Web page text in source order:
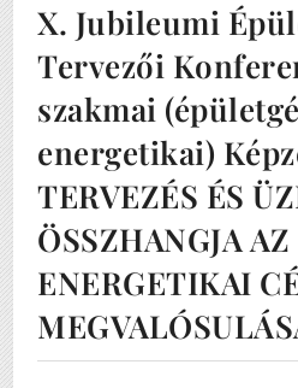
X. Jubileumi
Tervezői
szakmai
energetikai)
TERVEZÉS ÉS
ÖSSZHANGJA AZ
ENERGETIKAI